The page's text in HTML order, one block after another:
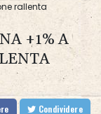
rallenta
+1% A
Condividere